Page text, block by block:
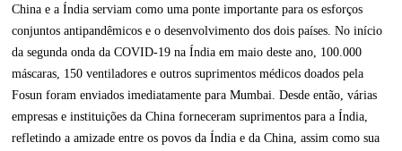
China e a Índia serviam como uma ponte importante para os esforços
conjuntos antipandêmicos e o desenvolvimento dos dois países. No início
da segunda onda da COVID-19 na Índia em maio deste ano, 100.000
máscaras, 150 ventiladores e outros suprimentos médicos doados pela
Fosun foram enviados imediatamente para Mumbai. Desde então, várias
empresas e instituições da China forneceram suprimentos para a Índia,
refletindo a amizade entre os povos da Índia e da China, assim como sua